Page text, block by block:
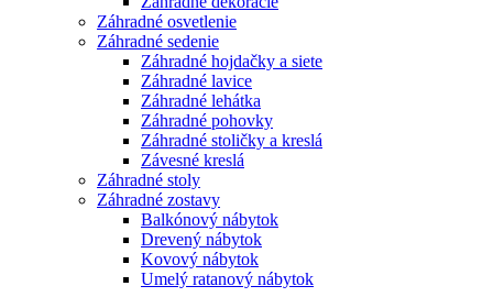
Záhradné osvetlenie
Záhradné sedenie
Záhradné hojdačky a siete
Záhradné lavice
Záhradné lehátka
Záhradné pohovky
Záhradné stoličky a kreslá
Závesné kreslá
Záhradné stoly
Záhradné zostavy
Balkónový nábytok
Drevený nábytok
Kovový nábytok
Umelý ratanový nábytok